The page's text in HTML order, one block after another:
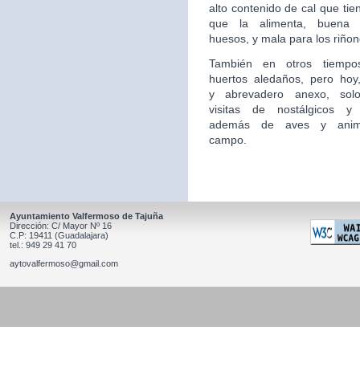
alto contenido de cal que
que la alimenta, buena
huesos, y mala para los
También en otros
huertos aledaños, pero
yabrevadero anexo,
visitas de nostálgicos y
además de aves y
campo.
Ayuntamiento Valfermoso de Tajuña
Dirección: C/ Mayor Nº 16
C.P: 19411 (Guadalajara)
tel.: 949 29 41 70
aytovalfermoso@gmail.com